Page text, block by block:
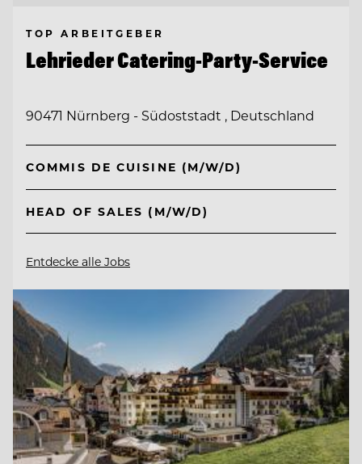
TOP ARBEITGEBER
Lehrieder Catering-Party-Service
90471 Nürnberg - Südoststadt , Deutschland
COMMIS DE CUISINE (M/W/D)
HEAD OF SALES (M/W/D)
Entdecke alle Jobs